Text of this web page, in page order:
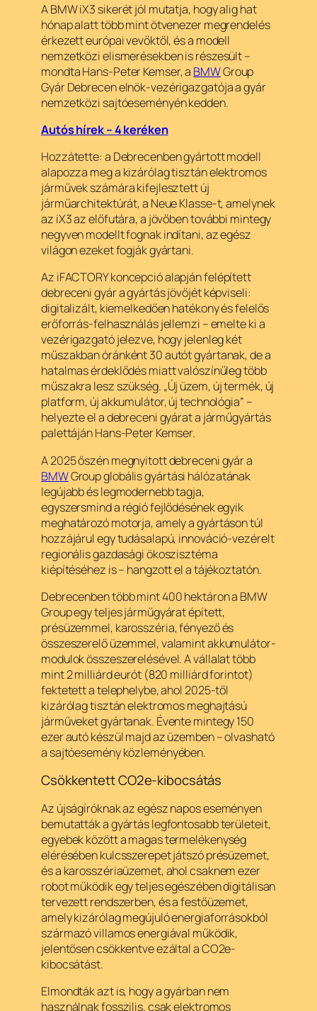
A BMW iX3 sikerét jól mutatja, hogy alig hat
hónap alatt több mint ötvenezer megrendelés
érkezett európai vevőktől, és a modell
nemzetközi elismerésekben is részesült –
mondta Hans-Peter Kemser, a BMWGroup
Gyár Debrecen elnök-vezérigazgatója a gyár
nemzetközi sajtóeseményén kedden.
Autós hírek – 4 keréken
Hozzátette: a Debrecenben gyártott modell
alapozza meg a kizárólag tisztán elektromos
járművek számára kifejlesztett új
járműarchitektúrát, a Neue Klasse-t, amelynek
az iX3 az előfutára, a jövőben további mintegy
negyven modellt fognak indítani, az egész
világon ezeket fogják gyártani.
Az iFACTORY koncepció alapján felépített
debreceni gyár a gyártás jövőjét képviseli:
digitalizált, kiemelkedően hatékony és felelős
erőforrás-felhasználás jellemzi – emelte ki a
vezérigazgató jelezve, hogy jelenleg két
műszakban óránként 30 autót gyártanak, de a
hatalmas érdeklődés miatt valószínűleg több
műszakra lesz szükség. „Új üzem, új termék, új
platform, új akkumulátor, új technológia” –
helyezte el a debreceni gyárat a járműgyártás
palettáján Hans-Peter Kemser.
A 2025 őszén megnyitott debreceni gyár a
BMWGroup globális gyártási hálózatának
legújabb és legmodernebb tagja,
egyszersmind a régió fejlődésének egyik
meghatározó motorja, amely a gyártáson túl
hozzájárul egy tudásalapú, innováció-vezérelt
regionális gazdasági ökoszisztéma
kiépítéséhez is – hangzott el a tájékoztatón.
Debrecenben több mint 400 hektáron a BMW
Group egy teljes járműgyárat épített,
présüzemmel, karosszéria, fényező és
összeszerelő üzemmel, valamint akkumulátor-
modulok összeszerelésével. A vállalat több
mint 2 milliárd eurót (820 milliárd forintot)
fektetett a telephelybe, ahol 2025-től
kizárólag tisztán elektromos meghajtású
járműveket gyártanak. Évente mintegy 150
ezer autó készül majd az üzemben – olvasható
a sajtóesemény közleményében.
Csökkentett CO2e-kibocsátás
Az újságíróknak az egész napos eseményen
bemutatták a gyártás legfontosabb területeit,
egyebek között a magas termelékenység
elérésében kulcsszerepet játszó présüzemet,
és a karosszériaüzemet, ahol csaknem ezer
robot működik egy teljes egészében digitálisan
tervezett rendszerben, és a festőüzemet,
amely kizárólag megújuló energiaforrásokból
származó villamos energiával működik,
jelentősen csökkentve ezáltal a CO2e-
kibocsátást.
Elmondták azt is, hogy a gyárban nem
használnak fosszilis, csak elektromos